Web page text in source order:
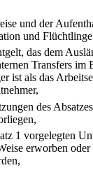
und der
und
das dem
Transfers im
ist als das
des
1 vorgelegten
erworben